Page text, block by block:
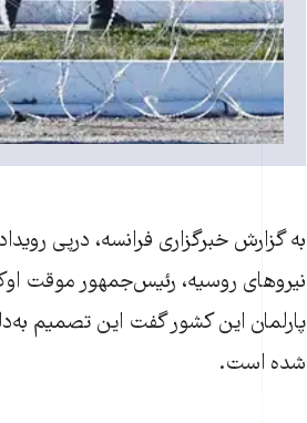
به گزارش خبرگزاری فرانسه، درپی
پارلمان این کشور گفت اين تصميم
شده است.